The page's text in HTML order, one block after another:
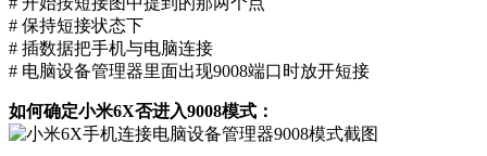
# 保持短接状态下
# 插数据把手机与电脑连接
# 电脑设备管理器里面出现9008端口时放开短接
如何确定小米6X否进入9008模式：